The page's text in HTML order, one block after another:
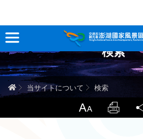
跳
到
主
要
內
容
観光情報
澎湖を深く知る
検索
ホーム当サイトについて 検索
LargrType Print